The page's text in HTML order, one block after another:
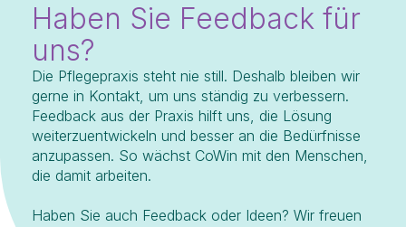
Haben Sie Feedback für
uns?
Die Pflegepraxis steht nie still. Deshalb bleiben wir
gerne in Kontakt, um uns ständig zu verbessern.
Feedback aus der Praxis hilft uns, die Lösung
weiterzuentwickeln und besser an die Bedürfnisse
anzupassen. So wächst CoWin mit den Menschen,
die damit arbeiten.
Haben Sie auch Feedback oder Ideen? Wir freuen